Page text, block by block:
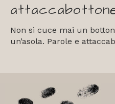
Non si cuce mai un
un’asola. Parole e